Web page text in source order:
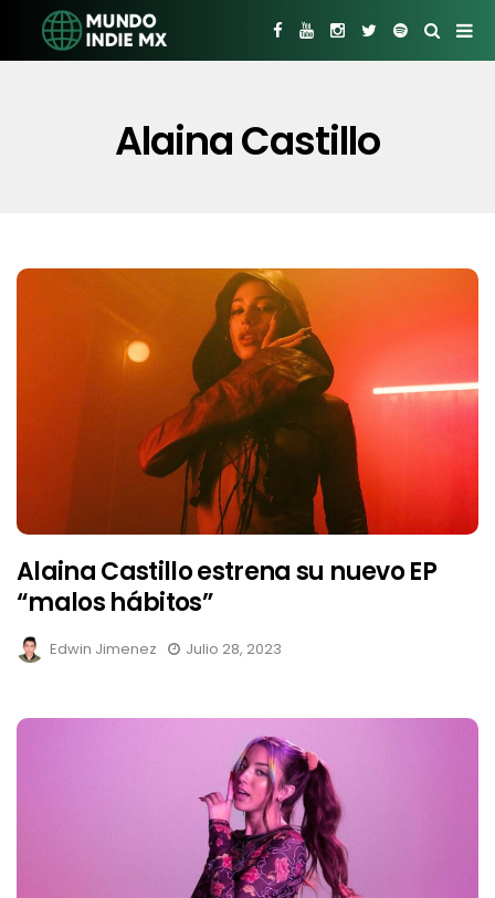
Alaina Castillo
Alaina Castillo estrena su nuevo EP
“malos hábitos”
Edwin Jimenez Julio 28, 2023